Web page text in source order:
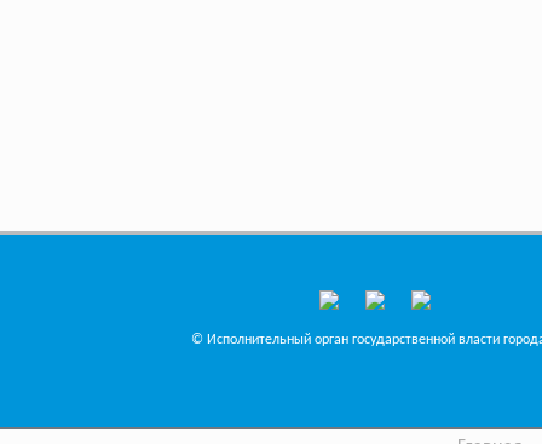
© Исполнительный орган государственной власти